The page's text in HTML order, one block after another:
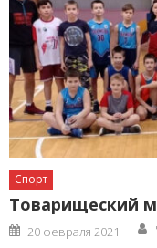
Спорт
Товарищеский
Posted
on
20 февраля 2021